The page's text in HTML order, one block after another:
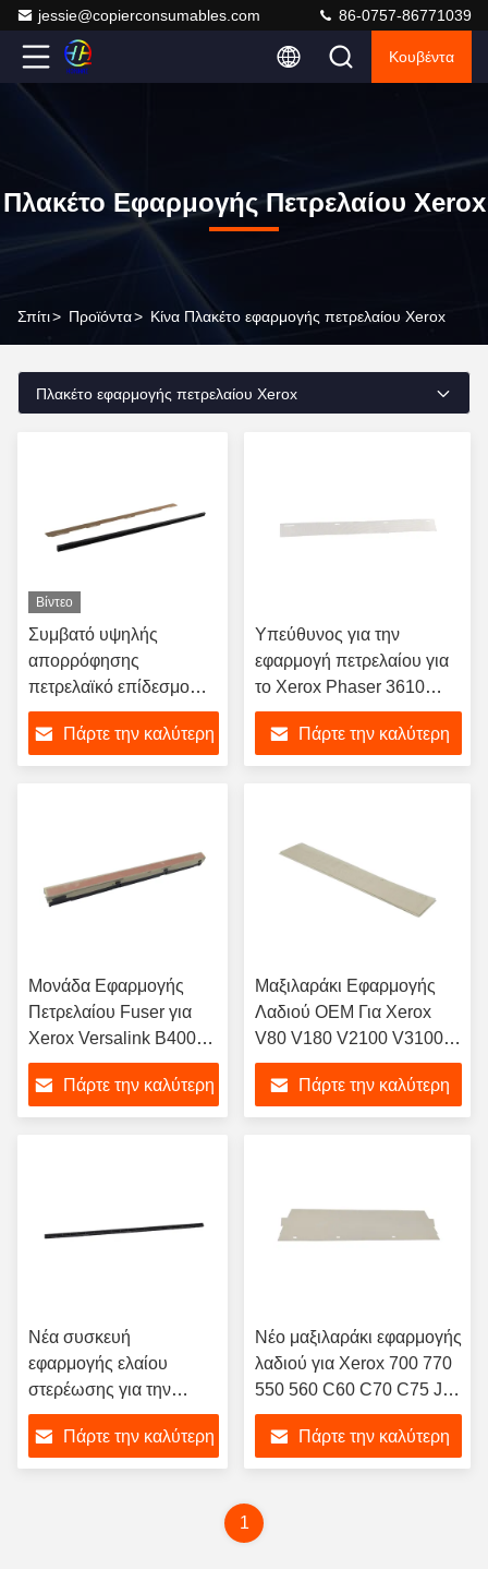
jessie@copierconsumables.com 86-0757-86771039
Κουβέντα
Πλακέτο Εφαρμογής Πετρελαίου Xerox
Σπίτι> Προϊόντα> Κίνα Πλακέτο εφαρμογής πετρελαίου Xerox
Πλακέτο εφαρμογής πετρελαίου Xerox
Βίντεο
Συμβατό υψηλής
απορρόφησης
πετρελαϊκό επίδεσμο
Fuser Pad εμποδίζει την
προσκόλληση του τόνου
για τα μέρη φωτοτυπίας
Πάρτε την καλύτερη
Υπεύθυνος για την
εφαρμογή πετρελαίου για
το Xerox Phaser 3610
WC3615 VersaLink B400
B405
Πάρτε την καλύτερη
Μονάδα Εφαρμογής
Πετρελαίου Fuser για
Xerox Versalink B400
B405
Πάρτε την καλύτερη
Μαξιλαράκι Εφαρμογής
Λαδιού OEM Για Xerox
V80 V180 V2100 V3100
Copier Fixing Oil
Application
Πάρτε την καλύτερη
Νέα συσκευή
εφαρμογής ελαίου
στερέωσης για την
Xerox WC7855
ALTALINK C8055
Πάρτε την καλύτερη
Νέο μαξιλαράκι εφαρμογής
λαδιού για Xerox 700 770
550 560 C60 C70 C75 J75
DocuColor 240 242 250
252 260 Εφαρμογή λαδιού
σταθεροποίησης
Πάρτε την καλύτερη
1